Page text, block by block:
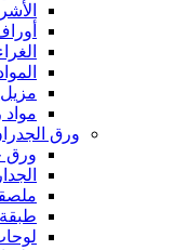
مزيل
ورق
ورق
طبقة